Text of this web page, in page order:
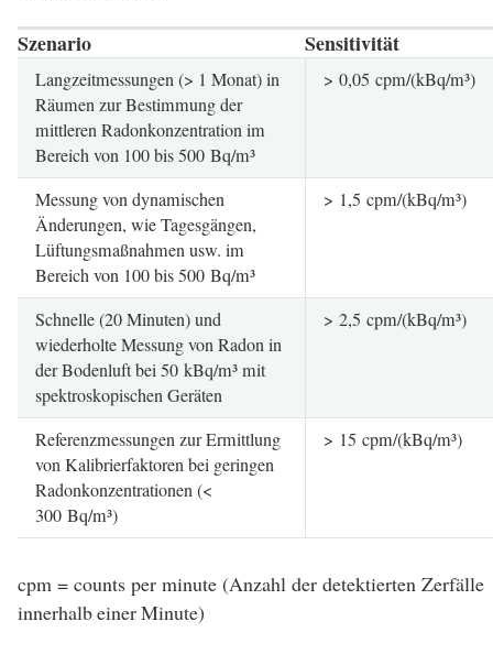
Szenario Sensitivität
Langzeitmessungen (> 1 Monat) in
Räumen zur Bestimmung der
mittleren Radonkonzentration im
Bereich von 100 bis 500 Bq/m³
> 0,05 cpm/(kBq/m³)
Messung von dynamischen
Änderungen, wie Tagesgängen,
Lüftungsmaßnahmen usw. im
Bereich von 100 bis 500 Bq/m³
> 1,5 cpm/(kBq/m³)
Schnelle (20 Minuten) und
wiederholte Messung von Radon in
der Bodenluft bei 50 kBq/m³ mit
spektroskopischen Geräten
> 2,5 cpm/(kBq/m³)
Referenzmessungen zur Ermittlung
von Kalibrierfaktoren bei geringen
Radonkonzentrationen (<
300 Bq/m³)
> 15 cpm/(kBq/m³)
cpm = counts per minute (Anzahl der detektierten Zerfälle
innerhalb einer Minute)